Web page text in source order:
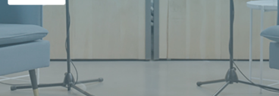
EL ESPACIO DE DATOS DE
CONECTAR CON EUROPA